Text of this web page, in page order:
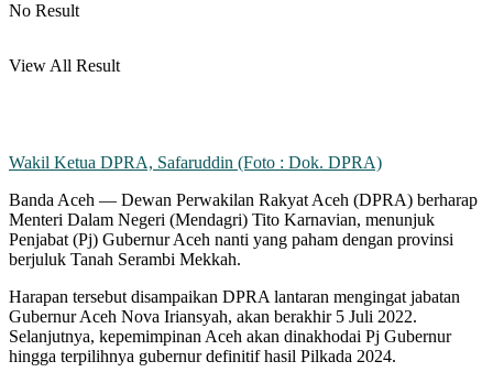
No Result
View All Result
Wakil Ketua DPRA, Safaruddin (Foto : Dok. DPRA)
Banda Aceh — Dewan Perwakilan Rakyat Aceh (DPRA) berharap
Menteri Dalam Negeri (Mendagri) Tito Karnavian, menunjuk
Penjabat (Pj) Gubernur Aceh nanti yang paham dengan provinsi
berjuluk Tanah Serambi Mekkah.
Harapan tersebut disampaikan DPRA lantaran mengingat jabatan
Gubernur Aceh Nova Iriansyah, akan berakhir 5 Juli 2022.
Selanjutnya, kepemimpinan Aceh akan dinakhodai Pj Gubernur
hingga terpilihnya gubernur definitif hasil Pilkada 2024.